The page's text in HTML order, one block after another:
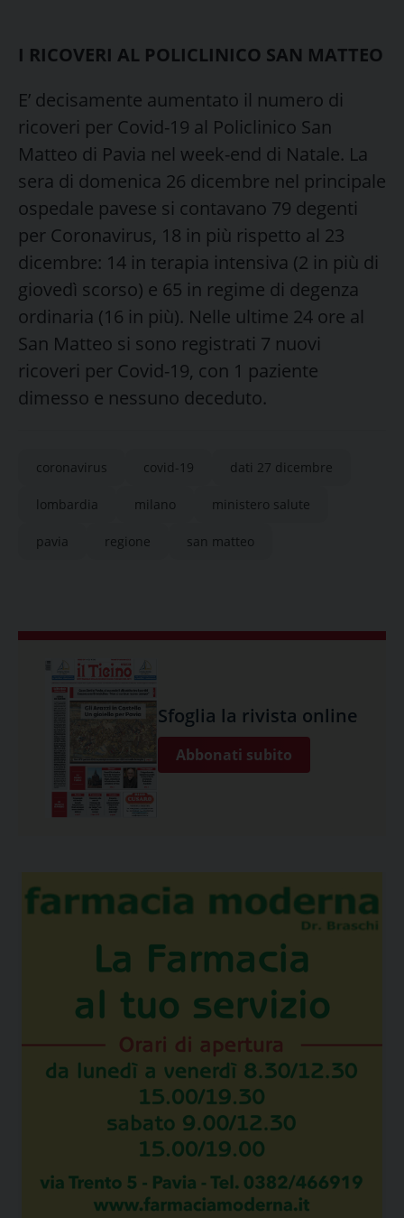
I RICOVERI AL POLICLINICO SAN MATTEO
E’ decisamente aumentato il numero di
ricoveri per Covid-19 al Policlinico San
Matteo di Pavia nel week-end di Natale. La
sera di domenica 26 dicembre nel principale
ospedale pavese si contavano 79 degenti
per Coronavirus, 18 in più rispetto al 23
dicembre: 14 in terapia intensiva (2 in più di
giovedì scorso) e 65 in regime di degenza
ordinaria (16 in più). Nelle ultime 24 ore al
San Matteo si sono registrati 7 nuovi
ricoveri per Covid-19, con 1 paziente
dimesso e nessuno deceduto.
coronavirus covid-19 dati 27 dicembre
lombardia milano ministero salute
pavia regione san matteo
Sfoglia la rivista online
Abbonati subito